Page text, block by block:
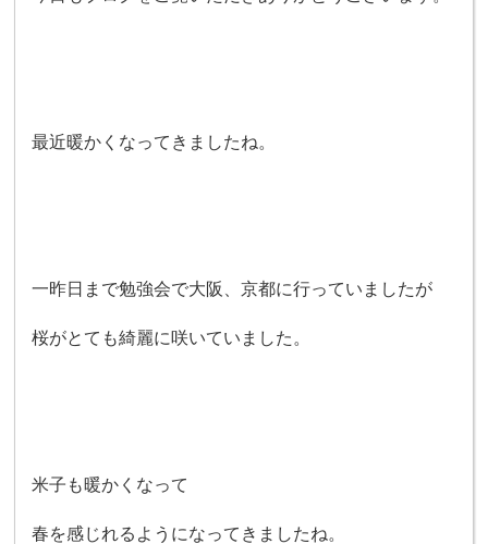
最近暖かくなってきましたね。
一昨日まで勉強会で大阪、京都に行っていましたが
桜がとても綺麗に咲いていました。
米子も暖かくなって
春を感じれるようになってきましたね。